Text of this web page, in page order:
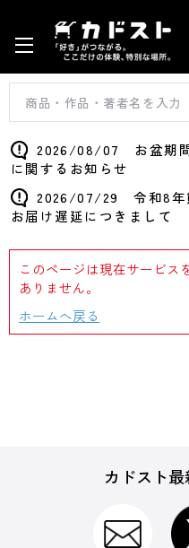
2026/08/07 お盆期間
に関するお知らせ
2026/07/29 令和8年
お届け遅延につきまして
このページは現在サービス
ありません。
ホームへ戻る
カドスト